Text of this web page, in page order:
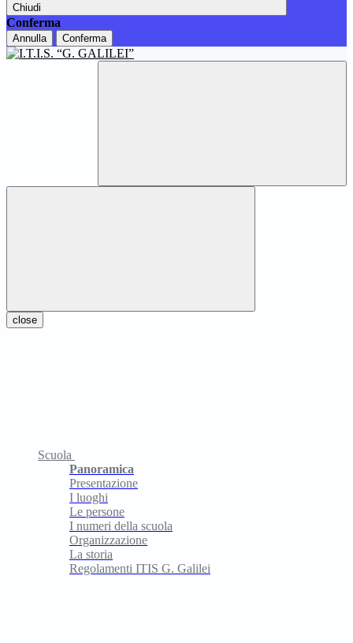
Chiudi
Conferma
Annulla Conferma
close
Scuola
Panoramica
Presentazione
I luoghi
Le persone
I numeri della scuola
Organizzazione
La storia
Regolamenti ITIS G. Galilei